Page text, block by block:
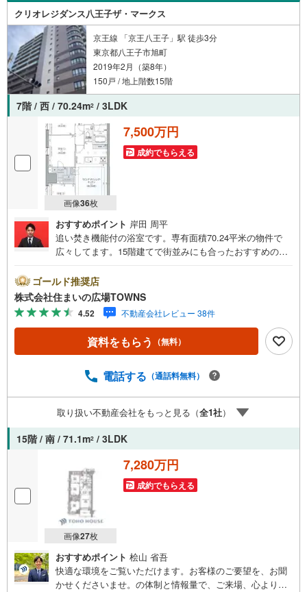
クリオレジダンス八王子ザ・マークス
京王線 「京王八王子」駅 徒歩3分
東京都八王子市旭町
2019年2月（築8年）
150戸 / 地上階数15階
7階 / 西 / 70.24m2 / 3LDK
画像36枚
7,500万円
成約でもらえる
おすすめポイント 岸田 周平
追い焚き機能付の浴室です。専有面積70.24平米の物件で
広々してます。15階建てで街並みにも合ったおすすめの物
物件。空き巣対策には、防犯カメラが役に立ちます。オー
トロック設備が付いており、防犯性が高いです。宅配ボッ
クスは在宅・不在問わずに利用できるので、日中家にいな
い方や家でもリモートワークなどで仕事に集中したい方に
人気の設備です。【年中無休/9:00～21:00】人気物件は特
にお問い合わせが集中するため、お早めにお電話下さい。
がスムーズです。■その他、各種ご相談も承っております。
身になってお客様に合った物件をご紹介させて頂きます！ /
他社様掲載物件も併せてご紹介可能ですのでお気軽にお問
い合わせ下さい♪駐車場もございますので、お車でのお越
ゴールド推奨店
株式会社住まいの広場TOWNS
4.52 不動産会社レビュー 38件
資料をもらう （無料）
電話する （通話料無料）
取り扱い不動産会社をもっと見る（全1社）
15階 / 南 / 71.1m2 / 3LDK
画像27枚
7,280万円
成約でもらえる
おすすめポイント 桧山 省吾
快適な環境をご覧いただけます。お客様のご要望を、お聞
かせくださいませ。の体制と情報量で、ご来場、心よりお